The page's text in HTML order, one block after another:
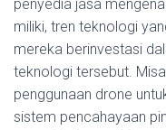
penyedia jasa
miliki, tren teknologi
mereka berinvestasi
teknologi tersebut.
penggunaan drone
sistem pencahayaan